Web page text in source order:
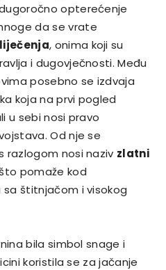
opterećenje
da se vrate
, onima koji su
i dugovječnosti. Među
posebno se izdvaja
koja na prvi pogled
u sebi nosi pravo
Od nje se
razlogom nosi naziv zlatni
pomaže kod
štitnjačom i visokog
bila simbol snage i
koristila se za jačanje